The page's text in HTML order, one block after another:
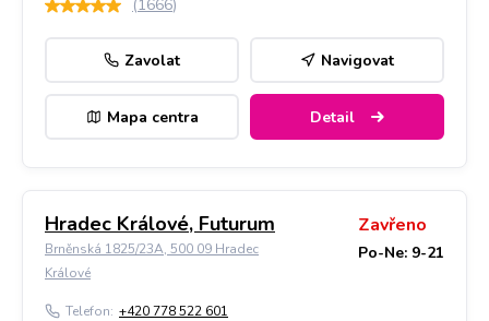
(1666)
Zavolat Navigovat
Mapa centra Detail
Hradec Králové, Futurum
Brněnská 1825/23A, 500 09 Hradec
Králové
Zavřeno
Po-Ne: 9-21
Telefon: +420 778 522 601